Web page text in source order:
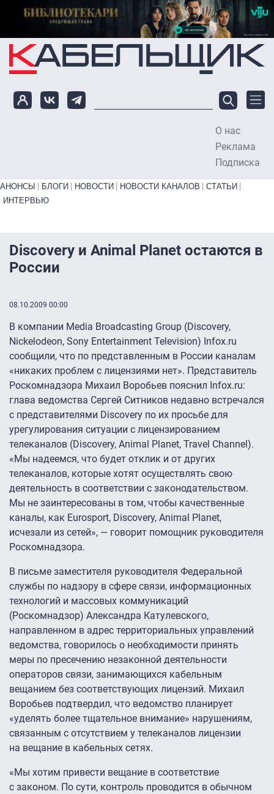
Перейти к основному содержанию
О нас
Реклама
Подписка
Primary links bottom
АНОНСЫ БЛОГИ НОВОСТИ НОВОСТИ КАНАЛОВ
СТАТЬИ
ИНТЕРВЬЮ
Discovery и Animal Planet остаются в
России
08.10.2009 00:00
В компании Media Broadcasting Group (Discovery,
Nickelodeon, Sony Entertainment Television) Infox.ru
сообщили, что по представленным в России каналам
«никаких проблем с лицензиями нет». Представитель
Роскомнадзора Михаил Воробьев пояснил Infox.ru:
глава ведомства Сергей Ситников недавно встречался
с представителями Discovery по их просьбе для
урегулирования ситуации с лицензированием
телеканалов (Discovery, Animal Planet, Travel Channel).
«Мы надеемся, что будет отклик и от других
телеканалов, которые хотят осуществлять свою
деятельность в соответствии с законодательством.
Мы не заинтересованы в том, чтобы качественные
каналы, как Eurosport, Discovery, Animal Planet,
исчезали из сетей», — говорит помощник руководителя
Роскомнадзора.
В письме заместителя руководителя Федеральной
службы по надзору в сфере связи, информационных
технологий и массовых коммуникаций
(Роскомнадзор) Александра Катулевского,
направленном в адрес территориальных управлений
ведомства, говорилось о необходимости принять
меры по пресечению незаконной деятельности
операторов связи, занимающихся кабельным
вещанием без соответствующих лицензий. Михаил
Воробьев подтвердил, что ведомство планирует
«уделять более тщательное внимание» нарушениям,
связанным с отсутствием у телеканалов лицензии
на вещание в кабельных сетях.
«Мы хотим привести вещание в соответствие
с законом. По сути, контроль проводится в обычном